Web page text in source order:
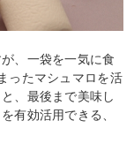
、一袋を一気に食
ったマシュマロを活
、最後まで美味し
有効活用できる、